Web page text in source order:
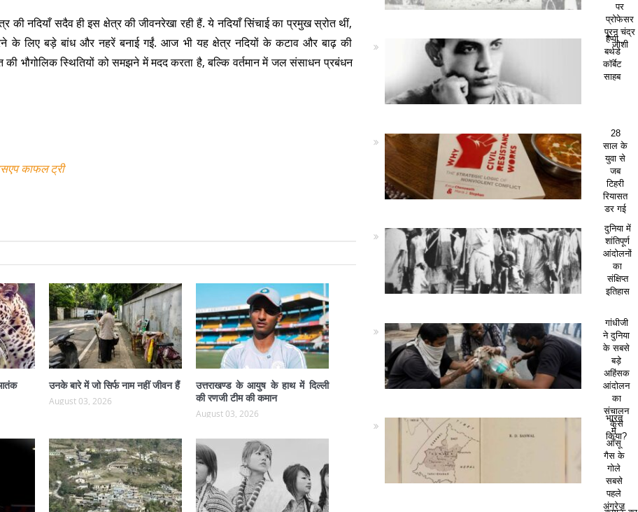
की नदियाँ सदैव ही इस क्षेत्र की जीवनरेखा रही हैं. ये नदियाँ सिंचाई का प्रमुख स्रोत थीं,
के लिए बड़े बांध और नहरें बनाई गईं. आज भी यह क्षेत्र नदियों के कटाव और बाढ़ की
भौगोलिक स्थितियों को समझने में मदद करता है, बल्कि वर्तमान में जल संसाधन प्रबंधन
काफल ट्री
उनके बारे में जो सिर्फ नाम नहीं जीवन हैं
August 03, 2026
उत्तराखण्ड के आयुष के हाथ में दिल्ली
की रणजी टीम की कमान
August 03, 2026
पर
प्रोफेसर
पूरन चंद्र
जोशी
हैप्पी
बर्थडे
कॉर्बेट
साहब
28
साल के
युवा से
जब
टिहरी
रियासत
डर गई
दुनिया में
शांतिपूर्ण
आंदोलनों
का
संक्षिप्त
इतिहास
गांधीजी
ने दुनिया
के सबसे
बड़े
अहिंसक
आंदोलन
का
संचालन
कैसे
किया?
भारत
में
आँसू
गैस के
गोले
सबसे
पहले
अंग्रेज़